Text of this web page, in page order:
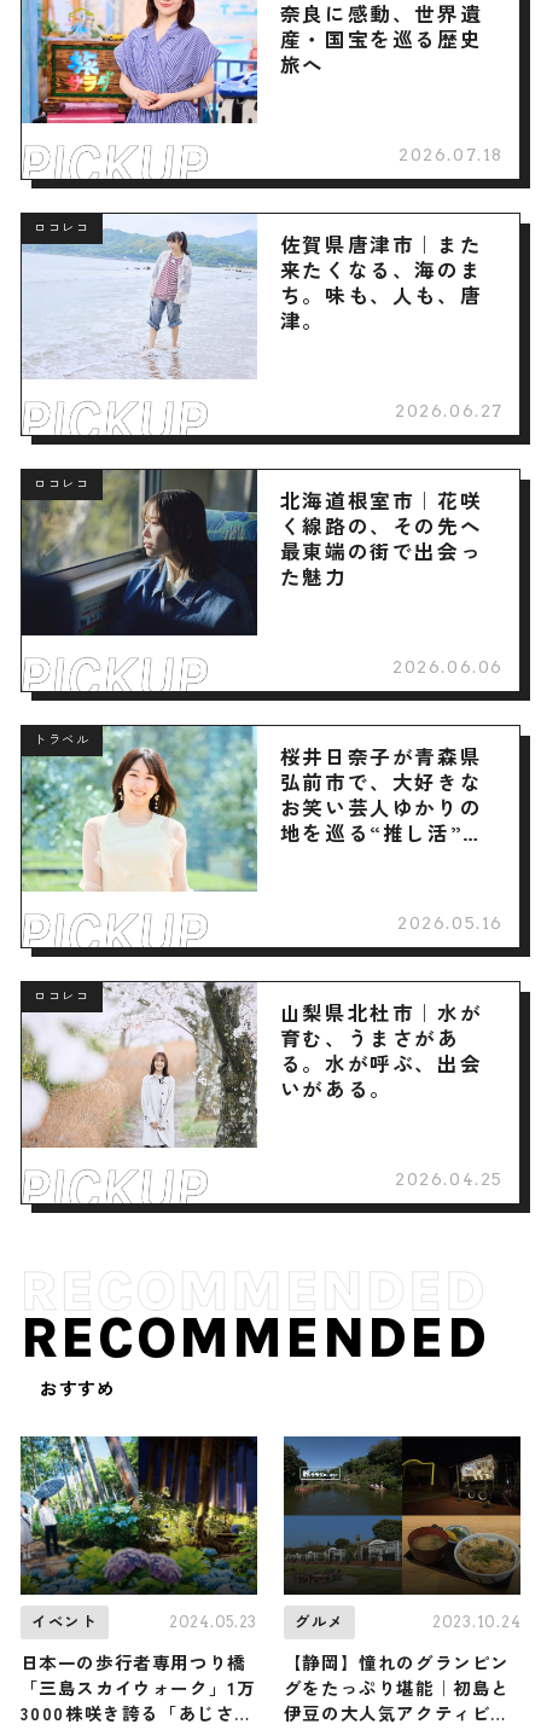
奈良に感動、世界遺
産・国宝を巡る歴史
旅へ
2026.07.18
ロコレコ
佐賀県唐津市｜また
来たくなる、海のま
ち。味も、人も、唐
津。
2026.06.27
ロコレコ
北海道根室市｜花咲
く線路の、その先へ
最東端の街で出会っ
た魅力
2026.06.06
トラベル
桜井日奈子が青森県
弘前市で、大好きな
お笑い芸人ゆかりの
地を巡る“推し活”旅
2026.05.16
ロコレコ
山梨県北杜市｜水が
育む、うまさがあ
る。水が呼ぶ、出会
いがある。
2026.04.25
RECOMMENDED
おすすめ
イベント 2024.05.23
日本一の歩行者専用つり橋
「三島スカイウォーク」1万
3000株咲き誇る「あじさい
グルメ 2023.10.24
【静岡】憧れのグランピン
グをたっぷり堪能｜初島と
伊豆の大人気アクティビテ